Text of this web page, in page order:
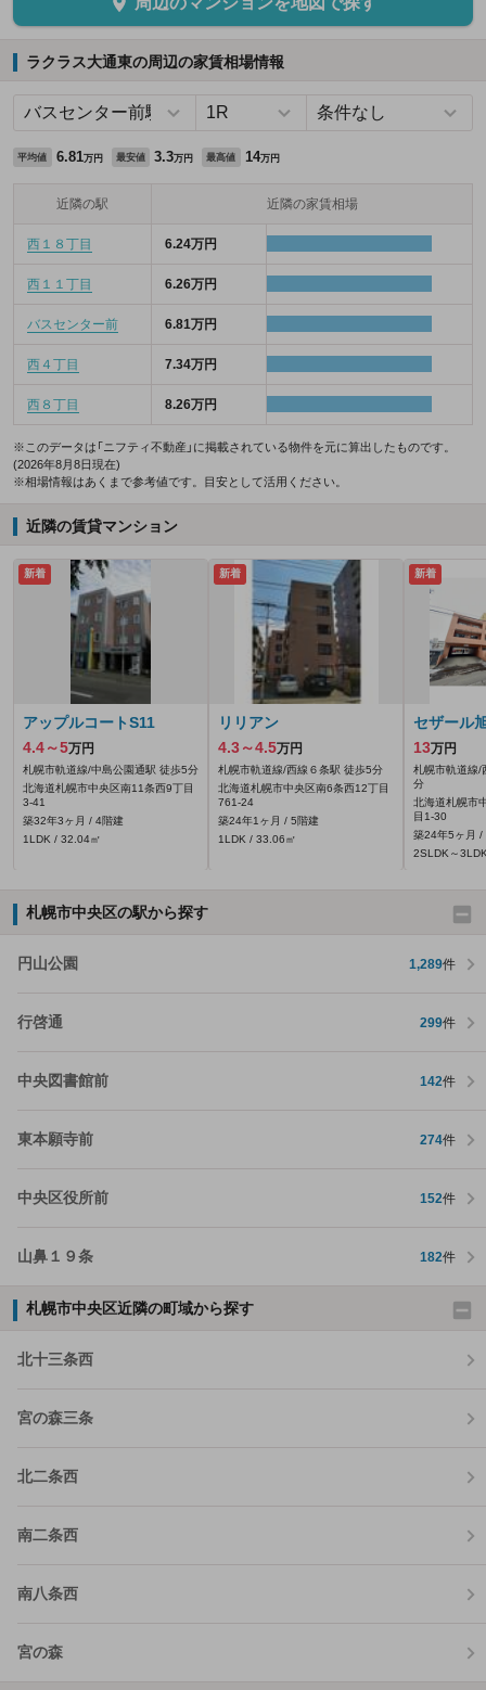
ラクラス大通東の周辺の家賃相場情報
平均値 6.81万円 最安値 3.3万円 最高値 14万円
近隣の駅 近隣の家賃相場
西１８丁目 6.24万円
西１１丁目 6.26万円
バスセンター前 6.81万円
西４丁目 7.34万円
西８丁目 8.26万円
※このデータは「ニフティ不動産」に掲載されている物件を元に算出したものです。
(2026年8月8日現在)
※相場情報はあくまで参考値です。目安として活用ください。
近隣の賃貸マンション
新着
アップルコートS11
4.4～5万円
札幌市軌道線/中島公園通駅 徒歩5分
北海道札幌市中央区南11条西9丁目
3-41
築32年3ヶ月 / 4階建
1LDK / 32.04㎡
新着
リリアン
4.3～4.5万円
札幌市軌道線/西線６条駅 徒歩5分
北海道札幌市中央区南6条西12丁目
761‐24
築24年1ヶ月 / 5階建
1LDK / 33.06㎡
新着
セザール
13万円
札幌市軌道線/
分
北海道札幌市
目1-30
築24年5ヶ月 /
2SLDK～
札幌市中央区の駅から探す
円山公園 1,289件
行啓通 299件
中央図書館前 142件
東本願寺前 274件
中央区役所前 152件
山鼻１９条 182件
札幌市中央区近隣の町域から探す
北十三条西
宮の森三条
北二条西
南二条西
南八条西
宮の森